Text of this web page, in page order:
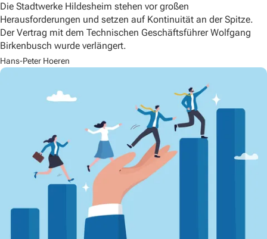
Die Stadtwerke Hildesheim stehen vor großen
Herausforderungen und setzen auf Kontinuität an der Spitze.
Der Vertrag mit dem Technischen Geschäftsführer Wolfgang
Birkenbusch wurde verlängert.
Hans-Peter Hoeren